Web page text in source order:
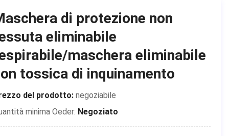
Informazioni di base
Luogo di origine:
La CINA
Marca:
Shanghai Shark Medical Supplies
Certificazione:
CE,FDA,TEST REPORT
Maschera di protezione non
tessuta eliminabile
di pagamento e spedizione
di protezione non
eliminabile
maschera eliminabile
tossica di inquinamento
del prodotto: negoziabile
minima Oeder: Negoziato